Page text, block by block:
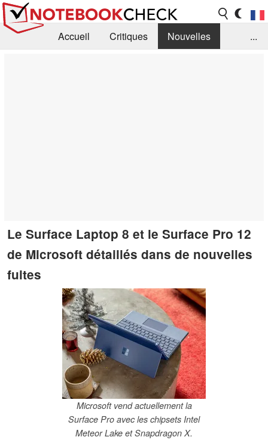
Accueil Critiques
Nouvelles
...
Le Surface Laptop 8 et le Surface Pro 12
de Microsoft détaillés dans de nouvelles
fuites
Microsoft vend actuellement la
Surface Pro avec les chipsets Intel
Meteor Lake et Snapdragon X.